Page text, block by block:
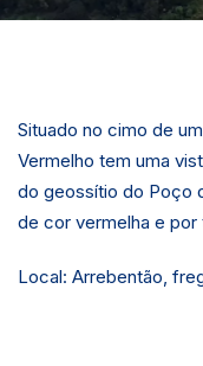
Situado no cimo de
Vermelho tem uma
do geossítio do Poço
de cor vermelha e
Local: Arrebentão,